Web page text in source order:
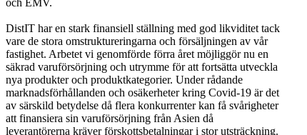
DistIT har en stark finansiell ställning med god likviditet tack
vare de stora omstruktureringarna och försäljningen av vår
fastighet. Arbetet vi genomförde förra året möjliggör nu en
säkrad varuförsörjning och utrymme för att fortsätta utveckla
nya produkter och produktkategorier. Under rådande
marknadsförhållanden och osäkerheter kring Covid-19 är det
av särskild betydelse då flera konkurrenter kan få svårigheter
att finansiera sin varuförsörjning från Asien då
leverantörerna kräver förskottsbetalningar i stor utsträckning.